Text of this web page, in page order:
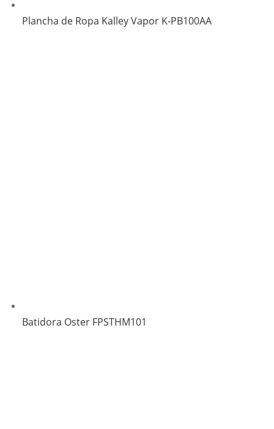
Plancha de Ropa Kalley Vapor K-PB100AA
Batidora Oster FPSTHM101